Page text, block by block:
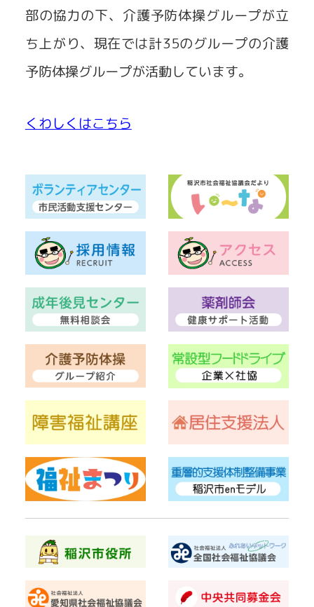
部の協力の下、介護予防体操グループが立
ち上がり、現在では計35のグループの介護
予防体操グループが活動しています。
くわしくはこちら